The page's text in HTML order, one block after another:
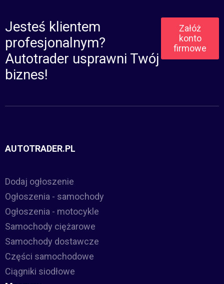
Jesteś klientem
profesjonalnym?
Autotrader usprawni Twój
biznes!
Załóż
konto
firmowe
AUTOTRADER.PL
Dodaj ogłoszenie
Ogłoszenia - samochody
Ogłoszenia - motocykle
Samochody ciężarowe
Samochody dostawcze
Części samochodowe
Ciągniki siodłowe